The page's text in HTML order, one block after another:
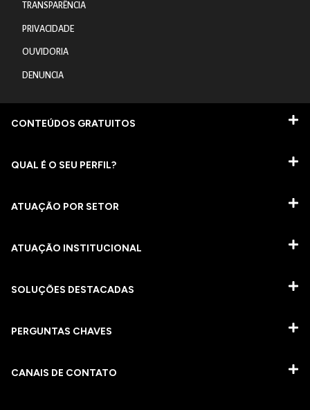
TRANSPARÊNCIA
PRIVACIDADE
OUVIDORIA
DENUNCIA
CONTEÚDOS GRATUITOS
QUAL É O SEU PERFIL?
ATUAÇÃO POR SETOR
ATUAÇÃO INSTITUCIONAL
SOLUÇÕES DESTACADAS
PERGUNTAS CHAVES​
CANAIS DE CONTATO